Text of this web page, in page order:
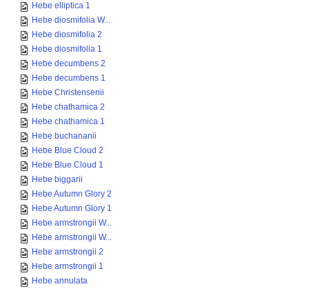
Hebe elliptica 1
Hebe diosmifolia W...
Hebe diosmifolia 2
Hebe diosmifolia 1
Hebe decumbens 2
Hebe decumbens 1
Hebe Christensenii
Hebe chathamica 2
Hebe chathamica 1
Hebe buchananii
Hebe Blue Cloud 2
Hebe Blue Cloud 1
Hebe biggarii
Hebe Autumn Glory 2
Hebe Autumn Glory 1
Hebe armstrongii W...
Hebe armstrongii W...
Hebe armstrongii 2
Hebe armstrongii 1
Hebe annulata